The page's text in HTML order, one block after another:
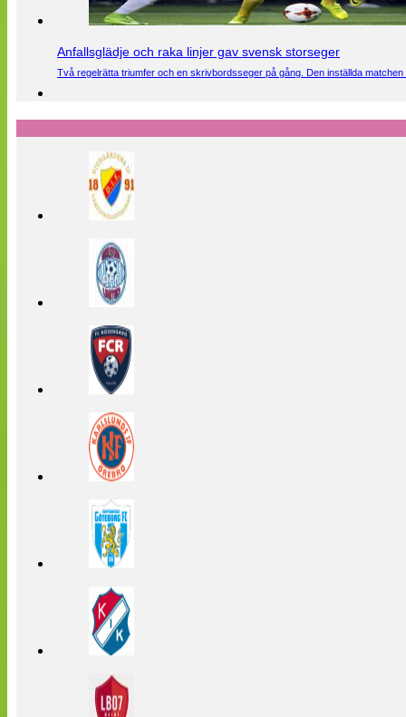
Anfallsglädje och raka linjer gav svensk storseger
Två regelrätta triumfer och en skrivbordsseger på gång. Den inställda